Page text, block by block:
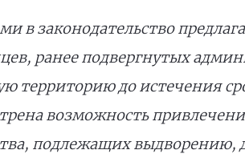
в законодательство
ранее подвергнутых
территорию до истечения
возможность
подлежащих выдворению,